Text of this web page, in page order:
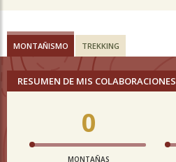
MONTAÑISMO TREKKING
RESUMEN DE MIS COLABORACIONES
0
MONTAÑAS